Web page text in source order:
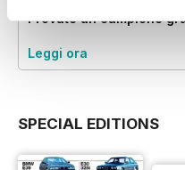
Provate uncampione
Leggi ora
SPECIAL EDITIONS